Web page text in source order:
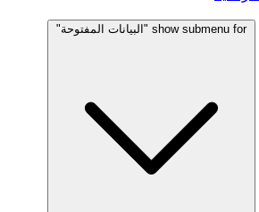
show submenu for "البيانات المفتوحة"